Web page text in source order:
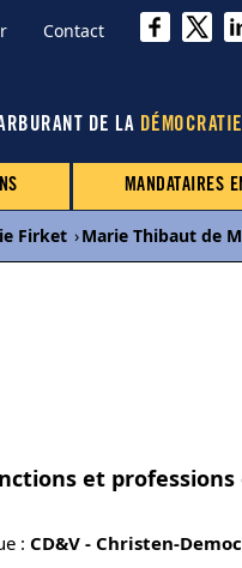
Contact
DE LA DÉMOCRATIE
MANDATAIRES
Firket ›Marie Thibaut de
et professions
: CD&V - Christen-